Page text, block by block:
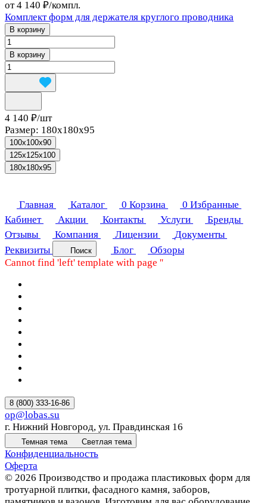
от 4 140 ₽/компл.
Комплект форм для держателя круглого проводника
В корзину
В корзину
4 140 ₽/шт
Размер: 180х180х95
100x100x90
125x125x100
180х180х95
Главная Каталог 0 Корзина 0 Избранные
Кабинет
Акции Контакты Услуги
Бренды
Отзывы
Компания Лицензии
Документы
Реквизиты
Поиск Блог
Обзоры
Cannot find 'left' template with page ''
8 (800) 333-16-86
op@lobas.su
г. Нижний Новгород, ул. Правдинская 16
Темная тема Светлая тема
Конфиденциальность
Оферта
© 2026 Производство и продажа пластиковых форм для
тротуарной плитки, фасадного камня, заборов,